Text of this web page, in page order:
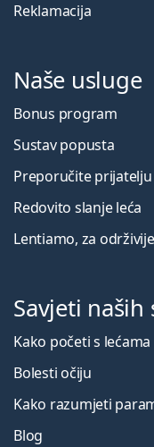
Reklamacija
Naše usluge
Bonus program
Sustav popusta
Preporučite
Redovito slanje leća
Lentiamo, za
Savjeti
Kako početi s lećama
Bolesti očiju
Kako razumjeti
Blog